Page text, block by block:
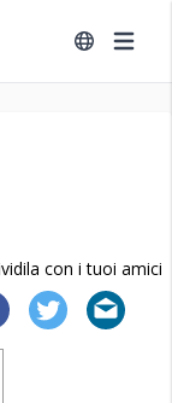
con i tuoi amici